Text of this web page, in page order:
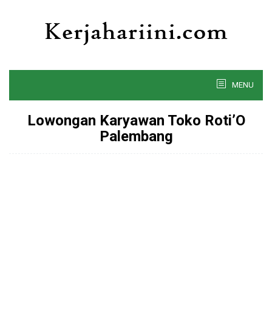
MENU
Lowongan Karyawan Toko Roti’O
Palembang